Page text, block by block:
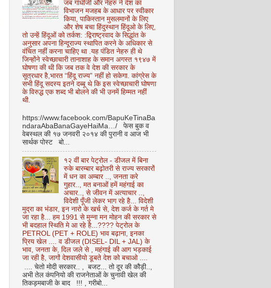
जब गांधीजी और नेहरु ने देश का
विभाजन मजहब के आधार पर स्वीकार
किया, पाकिस्तान मुसलमानों के लिए
और शेष बचा हिंदुस्थान हिंदूओ के लिए,
तो उन्हें हिंदूओं को तर्कश: :द्विराष्ट्रवाद के सिद्धांत के
अनुसार अपना हिन्दूराज्य स्थापित करने के अधिकार से
वंचित नहीं करना चाहिए था .यह पंडित नेहरु ही थे
जिन्होंने स्वेच्छाचारी तानाशाह के समान अगस्त १९४७ में
घोषणा की थी कि जब तक वे देश की सरकार के
सूत्रधार है,भारत “हिंदू राज्य” नहीं हो सकेगा. कांग्रेस के
सभी हिंदू सदस्य इतने दब्बू थे कि इस स्वेच्छाचारी घोषणा
के विरुद्ध एक शब्द भी बोलने की भी उनमें हिम्मत नहीं
थी.
https://www.facebook.com/BapuKeTinaBa
ndaraAbaBanaGayeHaiMa…/ फेस बुक व
वेबस्थल की १७ जनवरी २०१४ की पुरानी व आज भी
सार्थक पोस्ट बो...
१२ वीं बार पेट्रोल - डीजल में बिना
रुके बारम्बार बढ़ोतरी से राज्य सरकारों
में धन का अम्बार .., जनता करे
गुहार.., मत बनाओं हमें महंगाई का
अचार.., से जीवन में अत्याचार ..,
विदेशी पूँजी लेकर भाग रहे है... विदेशी
मुद्रा का भंडार, इन नारो के खर्च से, देश कर्ज के गर्त मे
जा रहा है... हम 1991 से मुन्ना मन मोहन की सरकार से
भी बदहाल स्थिति मे आ रहे है...???? पेट्रोल के
PETROL (PET + ROLE) भाव बढ़ाना, इनका
प्रिय खेल .... व डीजल (DISEL- DIL + JAL) के
भाव, जनता के, दिल जले से , महंगाई की आग भड़काई
जा रही है, जागों देशवासीयो डूबते देश को बचाओ ....
.... चेतो मोदी सरकार.. , बजट... तो दूर की कौड़ी..,
अभी तेल कंपनियो की राजनेताओं के चुनावी खेल की
तिकड़मबाजी के बाद !!! , गरीबो...